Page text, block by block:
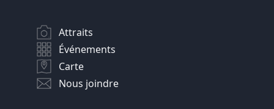
Attraits
Événements
Carte
Nous joindre